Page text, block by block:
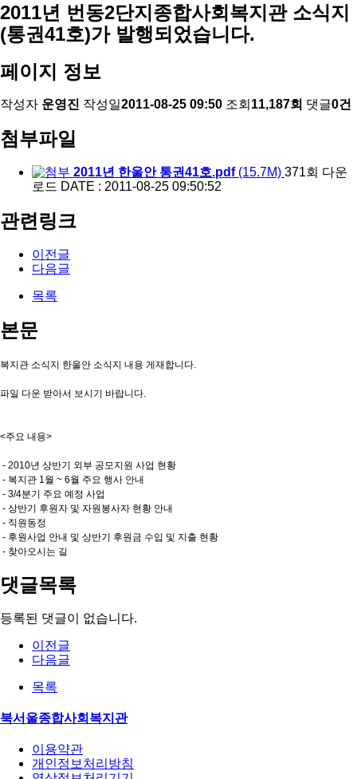
2011년 번동2단지종합사회복지관 소식지
(통권41호)가 발행되었습니다.
페이지 정보
작성자 운영진 작성일2011-08-25 09:50 조회 11,187회 댓글0건
첨부파일
2011년 한울안 통권41호.pdf(15.7M) 371회 다운
로드 DATE : 2011-08-25 09:50:52
관련링크
이전글
다음글
목록
본문
복지관 소식지 한울안 소식지 내용 게재합니다.
파일 다운 받아서 보시기 바랍니다.
<주요 내용>
- 2010년 상반기 외부 공모지원 사업 현황
- 복지관 1월 ~ 6월 주요 행사 안내
- 3/4분기 주요 예정 사업
- 상반기 후원자 및 자원봉사자 현황 안내
- 직원동정
- 후원사업 안내 및 상반기 후원금 수입 및 지출 현황
- 찾아오시는 길
댓글목록
등록된 댓글이 없습니다.
이전글
다음글
목록
북서울종합사회복지관
이용약관
개인정보처리방침